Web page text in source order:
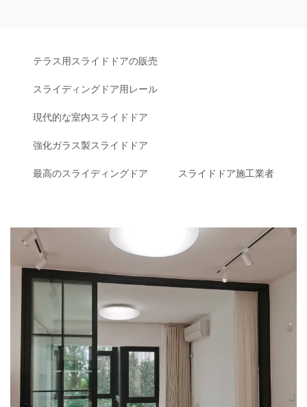
テラス用スライドドアの販売
スライディングドア用レール
現代的な室内スライドドア
強化ガラス製スライドドア
最高のスライディングドア スライドドア施工業者